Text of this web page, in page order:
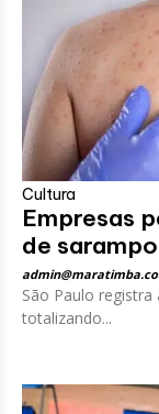
Cultura
Empresas
de
São Paulo
totalizando...